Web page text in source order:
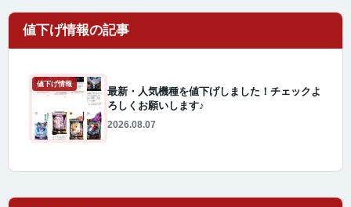
値下げ情報
最新・人気機種を値下げしました！チェックよ
ろしくお願いします♪
2026.08.07